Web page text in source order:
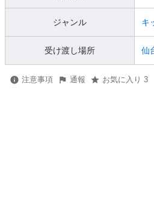
ジャンル キ
受け渡し場所 仙
注意事項 通報 お気に入り 3